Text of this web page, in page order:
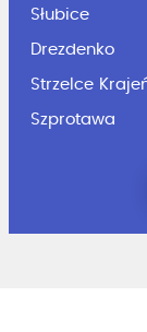
Słubice
Drezdenko
Strzelce
Szprotawa